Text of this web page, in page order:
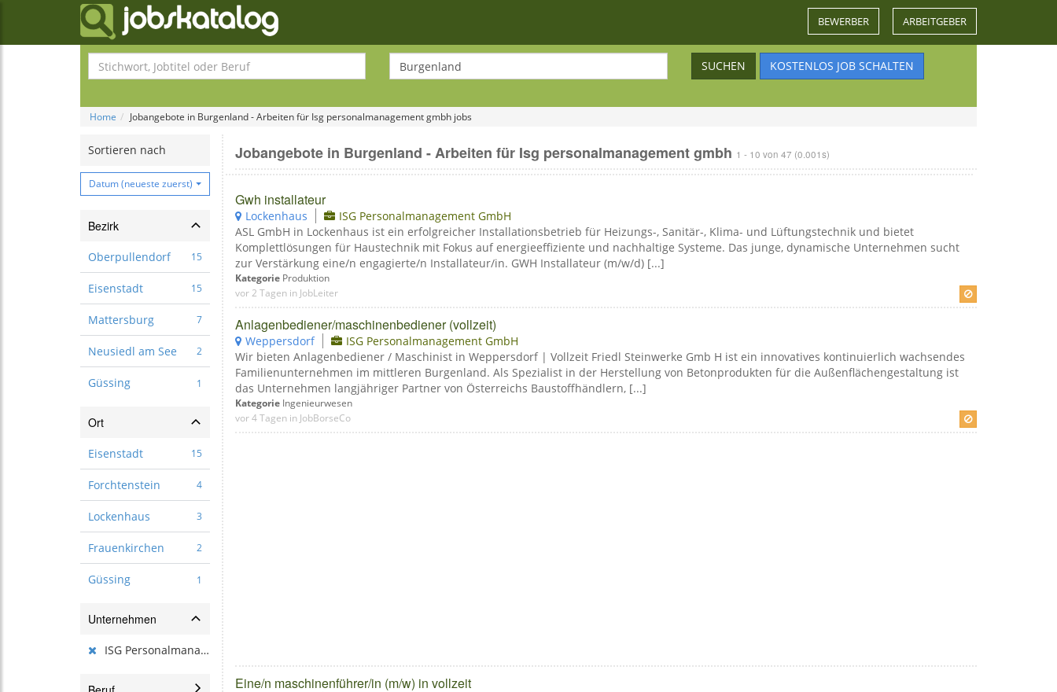
BEWERBER ARBEITGEBER
SUCHEN KOSTENLOS JOB SCHALTEN
Home Jobangebote in Burgenland - Arbeiten für Isg personalmanagement gmbh jobs
Sortieren nach
Datum (neueste zuerst)
Bezirk
Oberpullendorf 15
Eisenstadt 15
Mattersburg 7
Neusiedl am See 2
Güssing 1
Ort
Eisenstadt 15
Forchtenstein 4
Lockenhaus 3
Frauenkirchen 2
Güssing 1
Unternehmen
ISG Personalmanagement GmbH
Jobangebote in Burgenland - Arbeiten für Isg personalmanagement gmbh 1 - 10 von 47 (0.001s)
Gwh installateur
Lockenhaus
ISG Personalmanagement GmbH
ASL GmbH in Lockenhaus ist ein erfolgreicher Installationsbetrieb für Heizungs-, Sanitär-, Klima- und Lüftungstechnik und bietet
Komplettlösungen für Haustechnik mit Fokus auf energieeffiziente und nachhaltige Systeme. Das junge, dynamische Unternehmen sucht
zur Verstärkung eine/n engagierte/n Installateur/in. GWH Installateur (m/w/d) [...]
Kategorie Produktion
vor 2 Tagen in JobLeiter
Anlagenbediener/maschinenbediener (vollzeit)
Weppersdorf
ISG Personalmanagement GmbH
Wir bieten Anlagenbediener / Maschinist in Weppersdorf | Vollzeit Friedl Steinwerke Gmb H ist ein innovatives kontinuierlich wachsendes
Familienunternehmen im mittleren Burgenland. Als Spezialist in der Herstellung von Betonprodukten für die Außenflächengestaltung ist
das Unternehmen langjähriger Partner von Österreichs Baustoffhändlern, [...]
Kategorie Ingenieurwesen
vor 4 Tagen in JobBorseCo
Eine/n maschinenführer/in (m/w) in vollzeit